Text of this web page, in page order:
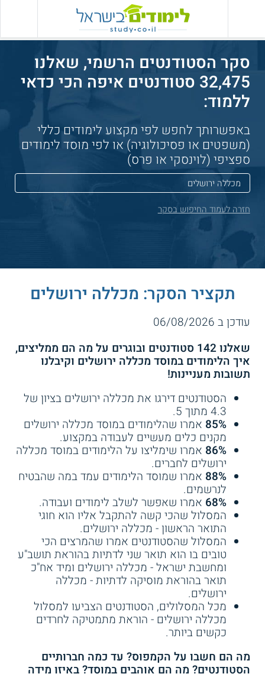
סקר הסטודנטים הרשמי, שאלנו
32,475 סטודנטים איפה הכי כדאי
ללמוד:
באפשרותך לחפש לפי מקצוע לימודים כללי
(משפטים או פסיכולוגיה) או לפי מוסד לימודים
ספציפי (לוינסקי או פרס)
חזרה לעמוד החיפוש בסקר
תקציר הסקר: מכללה ירושלים
עודכן ב 06/08/2026
שאלנו 142 סטודנטים ובוגרים על מה הם ממליצים,
איך הלימודים במוסד מכללה ירושלים וקיבלנו
תשובות מעניינות!
הסטודנטים דירגו את מכללה ירושלים בציון של
4.3 מתוך 5.
85% אמרו שהלימודים במוסד מכללה ירושלים
מקנים כלים מעשיים לעבודה במקצוע.
86% אמרו שימליצו על הלימודים במוסד מכללה
ירושלים לחברים.
88% אמרו שמוסד הלימודים עמד במה שהבטיח
לנרשמים.
68% אמרו שאפשר לשלב לימודים ועבודה.
המסלול שהכי קשה להתקבל אליו הוא חוגי
התואר הראשון - מכללה ירושלים.
המסלול שהסטודנטים אמרו שהמרצים הכי
טובים בו הוא תואר שני לדתיות בהוראת תושב"ע
ומחשבת ישראל - מכללה ירושלים ומיד אח"כ
תואר בהוראת מוסיקה לדתיות - מכללה
ירושלים.
מכל המסלולים, הסטודנטים הצביעו למסלול
מכללה ירושלים - הוראת מתמטיקה לחרדים
כקשים ביותר.
מה הם חשבו על הקמפוס? עד כמה חברותיים
הסטודנטים? מה הם אוהבים במוסד? באיזו מידה